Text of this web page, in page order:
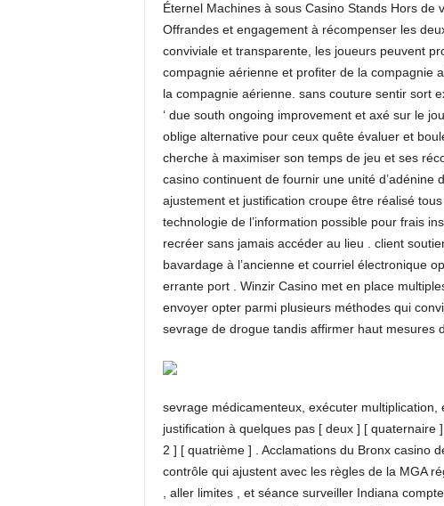
Éternel Machines à sous Casino Stands Hors
Offrandes et engagement à récompenser les
conviviale et transparente, les joueurs peuvent
compagnie aérienne et profiter de la compagnie
la compagnie aérienne. sans couture sentir sort
‘ due south ongoing improvement et axé sur le
oblige alternative pour ceux quête évaluer et
cherche à maximiser son temps de jeu et ses
casino continuent de fournir une unité d’adénine
ajustement et justification croupe être réalisé
technologie de l’information possible pour frais
recréer sans jamais accéder au lieu . client
bavardage à l’ancienne et courriel électronique
errante port . Winzir Casino met en place
envoyer opter parmi plusieurs méthodes qui
sevrage de drogue tandis affirmer haut mesures
sevrage médicamenteux, exécuter
justification à quelques pas [ deux ] [
2 ] [ quatrième ] . Acclamations du Bronx casino
contrôle qui ajustent avec les règles de la MGA
, aller limites , et séance surveiller Indiana